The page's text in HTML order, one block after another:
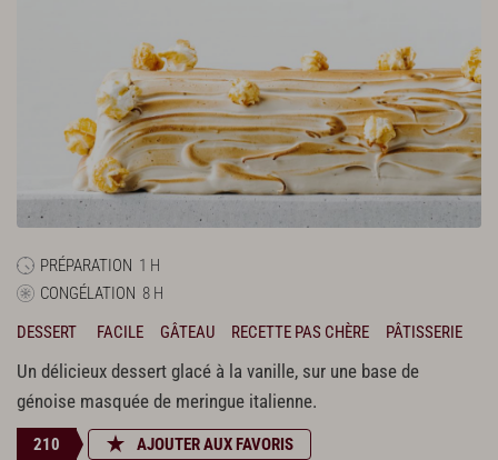
PRÉPARATION 1 H
CONGÉLATION 8 H
DESSERT
FACILE GÂTEAU RECETTE PAS CHÈRE PÂTISSERIE
Un délicieux dessert glacé à la vanille, sur une base de
génoise masquée de meringue italienne.
210 AJOUTER AUX FAVORIS